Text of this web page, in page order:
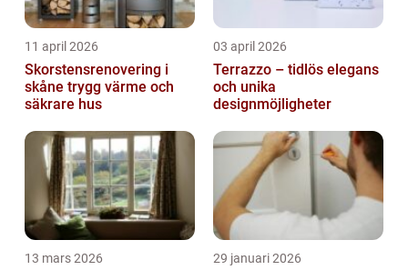
11 april 2026
Skorstensrenovering i
skåne trygg värme och
säkrare hus
03 april 2026
Terrazzo – tidlös elegans
och unika
designmöjligheter
13 mars 2026 29 januari 2026